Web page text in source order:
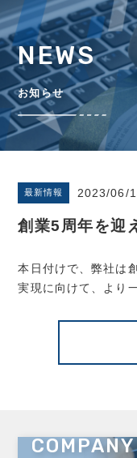
NEWS
お知らせ
最新情報 2023/06/
創業5周年を迎
本日付けで、弊社は
実現に向けて、より
COMPANY